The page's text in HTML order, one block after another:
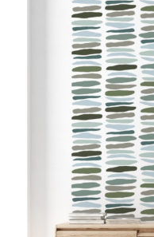
KONTOKOSZYK
IG